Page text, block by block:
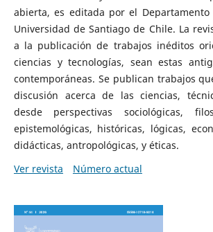
abierta, es editada por el
Universidad de Santiago de Chile. La
a la publicación de trabajos inéditos
ciencias y tecnologías, sean estas
contemporáneas. Se publican trabajos
discusión acerca de las ciencias,
desde perspectivas sociológicas,
epistemológicas, históricas, lógicas,
didácticas, antropológicas, y éticas.
Ver revista
Número actual